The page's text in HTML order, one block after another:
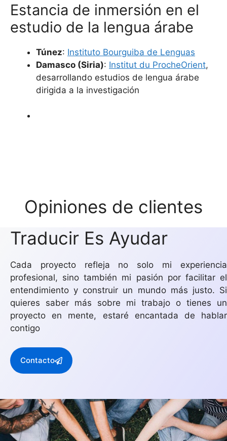
Estancia de inmersión en el
estudio de la lengua árabe
Túnez: Instituto Bourguiba de Lenguas
Damasco (Siria): Institut du ProcheOrient,
desarrollando estudios de lengua árabe
dirigida a la investigación
Opiniones de clientes
Traducir Es Ayudar
Cada proyecto refleja no solo mi experiencia
profesional, sino también mi pasión por facilitar el
entendimiento y construir un mundo más justo. Si
quieres saber más sobre mi trabajo o tienes un
proyecto en mente, estaré encantada de hablar
contigo
Contacto